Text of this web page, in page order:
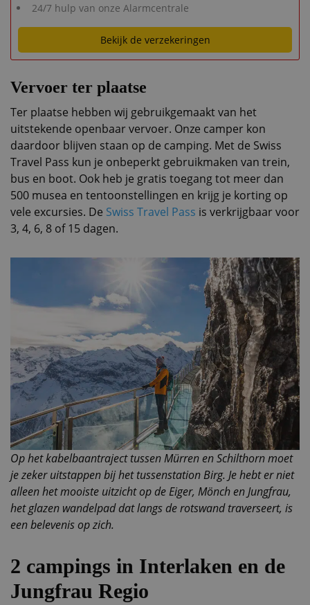
24/7 hulp van onze Alarmcentrale
Bekijk de verzekeringen
Vervoer ter plaatse
Ter plaatse hebben wij gebruikgemaakt van het
uitstekende openbaar vervoer. Onze camper kon
daardoor blijven staan op de camping. Met de Swiss
Travel Pass kun je onbeperkt gebruikmaken van trein,
bus en boot. Ook heb je gratis toegang tot meer dan
500 musea en tentoonstellingen en krijg je korting op
vele excursies. De Swiss Travel Pass is verkrijgbaar voor
3, 4, 6, 8 of 15 dagen.
Op het kabelbaantraject tussen Mürren en Schilthorn moet
je zeker uitstappen bij het tussenstation Birg. Je hebt er niet
alleen het mooiste uitzicht op de Eiger, Mönch en Jungfrau,
het glazen wandelpad dat langs de rotswand traverseert, is
een belevenis op zich.
2 campings in Interlaken en de
Jungfrau Regio